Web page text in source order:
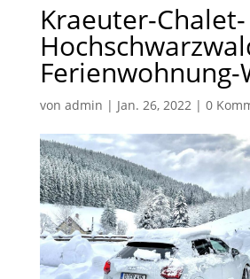
Kraeuter-Chalet-
von admin | Jan. 26, 2022| 0